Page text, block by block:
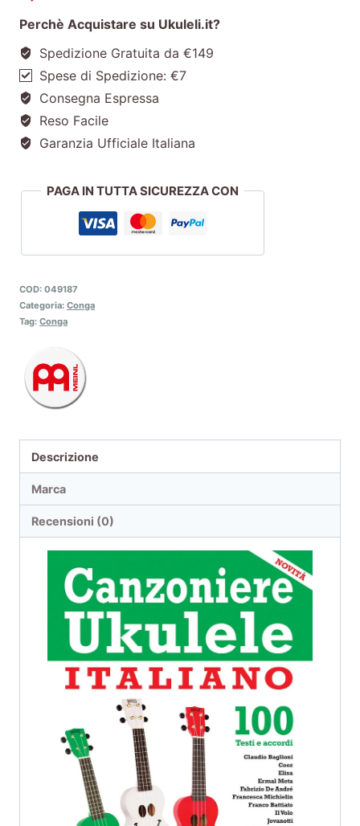
Perchè Acquistare su Ukuleli.it?
Spedizione Gratuita da €149
Spese di Spedizione: €7
Consegna Espressa
Reso Facile
Garanzia Ufficiale Italiana
PAGA IN TUTTA SICUREZZA CON
COD: 049187
Categoria: Conga
Tag: Conga
Descrizione
Marca
Recensioni (0)